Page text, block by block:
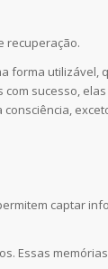
recuperação.
forma utilizável,
sucesso,
captar
Essas